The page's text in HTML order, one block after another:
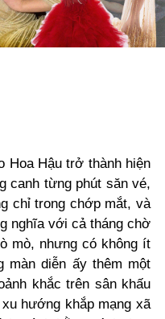
Hoa Hậu trở thành hiện
canh từng phút săn vé,
chỉ trong chớp mắt, và
nghĩa với cả tháng chờ
mò, nhưng có không ít
màn diễn ấy thêm một
khắc trên sân khấu
hướng khắp mạng xã